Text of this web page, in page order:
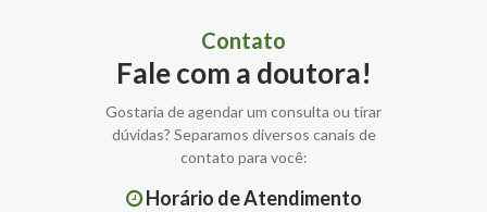
Contato
Fale com a doutora!
Gostaria de agendar um consulta ou tirar
dúvidas? Separamos diversos canais de
contato para você:
Horário de Atendimento